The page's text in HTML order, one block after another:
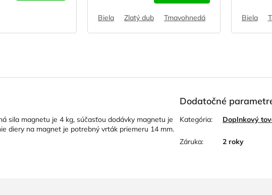
Biela Zlatý dub Tmavohnedá Biela
sila magnetu je 4 kg, súčasťou dodávky magnetu je
diery na magnet je potrebný vrták priemeru 14 mm.
Dodatočné
Kategória: Doplnkový
Záruka: 2 roky